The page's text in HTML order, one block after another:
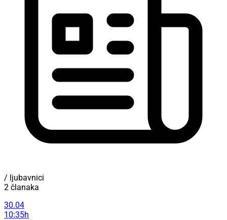
/ ljubavnici
2 članaka
30.04
10:35h